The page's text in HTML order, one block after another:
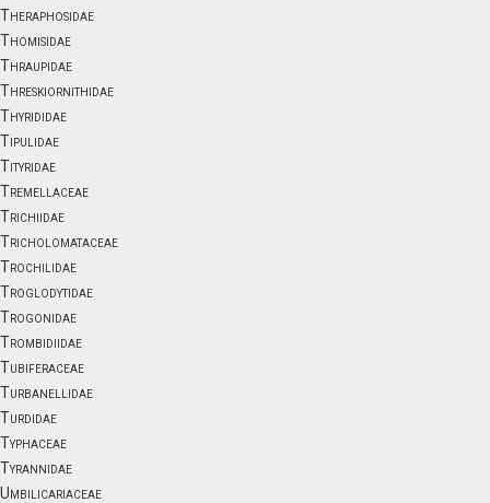
Theraphosidae
Thomisidae
Thraupidae
Threskiornithidae
Thyrididae
Tipulidae
Tityridae
Tremellaceae
Trichiidae
Tricholomataceae
Trochilidae
Troglodytidae
Trogonidae
Trombidiidae
Tubiferaceae
Turbanellidae
Turdidae
Typhaceae
Tyrannidae
Umbilicariaceae